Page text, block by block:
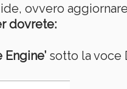
ovvero
dovrete:
sotto la voce